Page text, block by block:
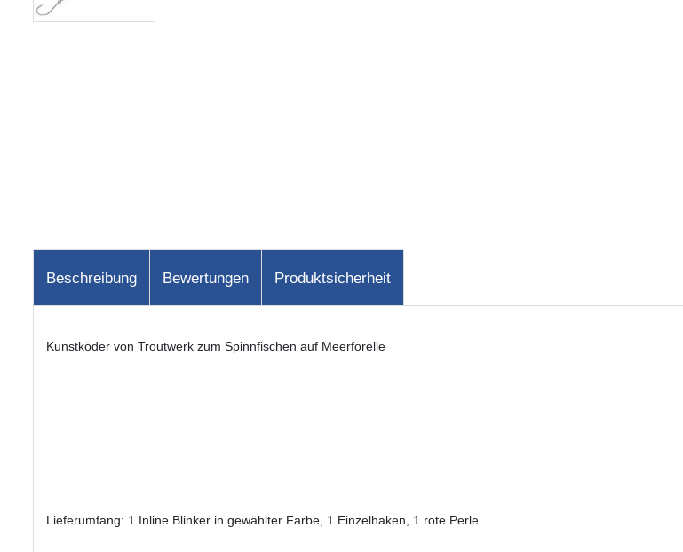
Beschreibung Bewertungen Produktsicherheit
Kunstköder von Troutwerk zum Spinnfischen auf Meerforelle
Lieferumfang: 1 Inline Blinker in gewählter Farbe, 1 Einzelhaken, 1 rote Perle